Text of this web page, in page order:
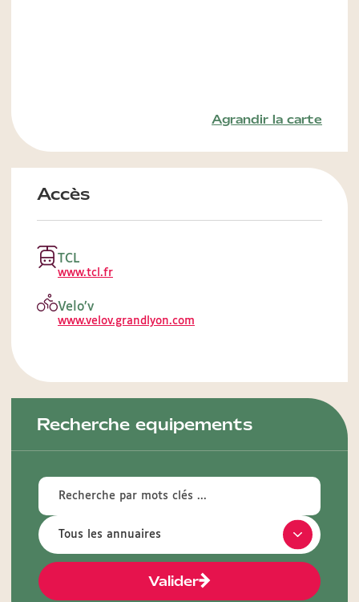
Agrandir la carte
Accès
TCL
www.tcl.fr
Velo’v
www.velov.grandlyon.com
Recherche equipements
Valider